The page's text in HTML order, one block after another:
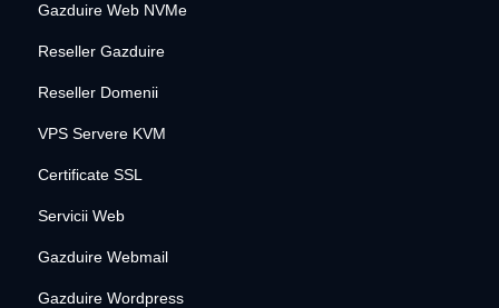
Gazduire Web NVMe
Reseller Gazduire
Reseller Domenii
VPS Servere KVM
Certificate SSL
Servicii Web
Gazduire Webmail
Gazduire Wordpress